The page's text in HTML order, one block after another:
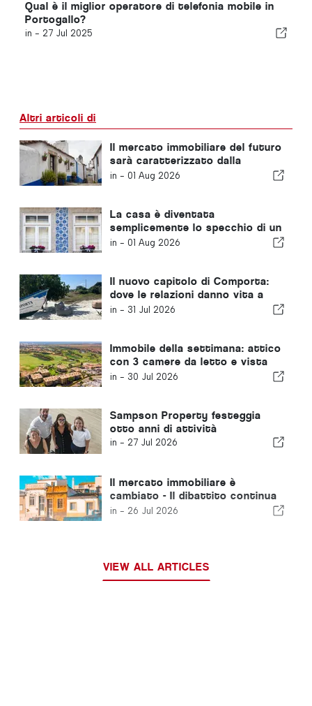
Qual è il miglior operatore di telefonia mobile in
Portogallo?
in - 27 Jul 2025
Altri articoli di
Il mercato immobiliare del futuro
sarà caratterizzato dalla
resilienza, non solo dalla
in - 01 Aug 2026
La casa è diventata
semplicemente lo specchio di un
problema più ampio in Portogallo
in - 01 Aug 2026
Il nuovo capitolo di Comporta:
dove le relazioni danno vita a
opportunità straordinarie
in - 31 Jul 2026
Immobile della settimana: attico
con 3 camere da letto e vista
sul campo da golf e sul mare a
in - 30 Jul 2026
Sampson Property festeggia
otto anni di attività
in - 27 Jul 2026
Il mercato immobiliare è
cambiato - Il dibattito continua
a guardarsi al passato
in - 26 Jul 2026
VIEW ALL ARTICLES